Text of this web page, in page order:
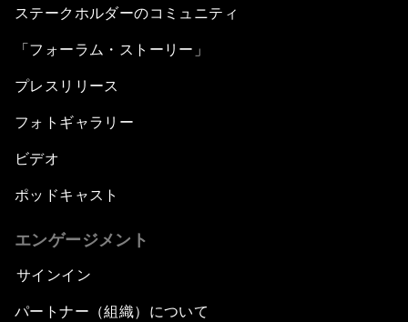
ステークホルダーのコミュニティ
「フォーラム・ストーリー」
プレスリリース
フォトギャラリー
ビデオ
ポッドキャスト
エンゲージメント
サインイン
パートナー（組織）について